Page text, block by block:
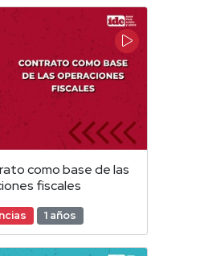
como base de las
fiscales
1 años